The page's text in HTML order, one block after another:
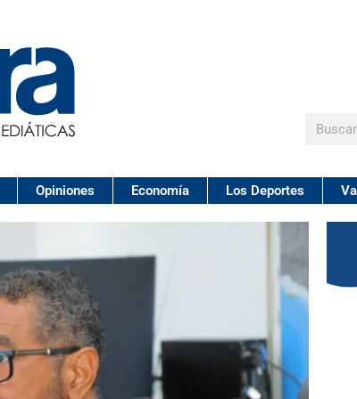
Buscar
Opiniones Economía Los Deportes